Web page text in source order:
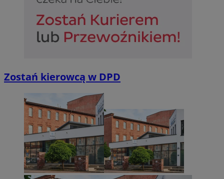
Zostań kierowcą w DPD
Niezbędne pliki cookie umożliwiają korzystanie z podstawowych
takich jak logowanie użytkownika i zarządzanie kontem. Bez
można prawidłowo korzystać ze strony internetowej.
Nazwa
Provider /
Domena
MvSessID sosnowiecki.pl
euds .rfihub.com